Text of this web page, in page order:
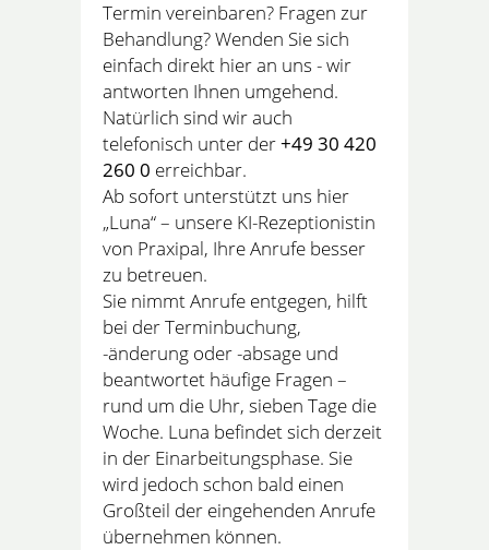
Termin vereinbaren? Fragen zur
Behandlung? Wenden Sie sich
einfach direkt hier an uns - wir
antworten Ihnen umgehend.
Natürlich sind wir auch
telefonisch unter der+49 30 420
260 0 erreichbar.
Ab sofort unterstützt uns hier
„Luna“ – unsere KI-Rezeptionistin
von Praxipal, Ihre Anrufe besser
zu betreuen.
Sie nimmt Anrufe entgegen, hilft
bei der Terminbuchung,
-änderung oder -absage und
beantwortet häufige Fragen –
rund um die Uhr, sieben Tage die
Woche. Luna befindet sich derzeit
in der Einarbeitungsphase. Sie
wird jedoch schon bald einen
Großteil der eingehenden Anrufe
übernehmen können.